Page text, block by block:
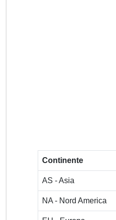
Continente
AS - Asia
NA - Nord America